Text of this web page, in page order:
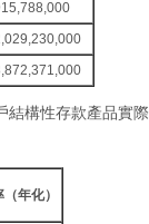
結構性存款產品實際
年化）